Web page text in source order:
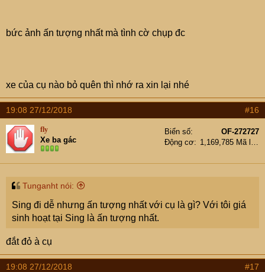
bức ảnh ấn tượng nhất mà tình cờ chụp đc
xe của cụ nào bỏ quên thì nhớ ra xin lại nhé
19:08 27/12/2018 #16
fly
Xe ba gác
Biển số
OF-272727
Động cơ
Tunganht nói:
Sing đi dễ nhưng ấn tượng nhất với cụ là gì? Với tôi giá
sinh hoạt tại Sing là ấn tượng nhất.
đắt đỏ à cụ
19:08 27/12/2018 #17